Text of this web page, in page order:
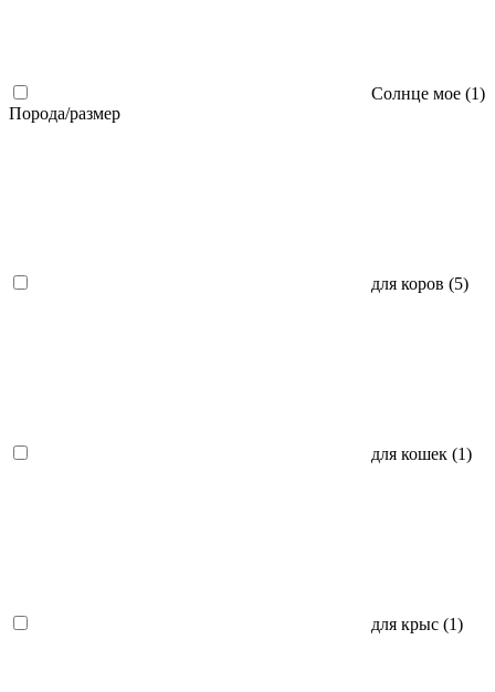
Солнце мое (1)
Порода/размер
для коров (5)
для кошек (1)
для крыс (1)